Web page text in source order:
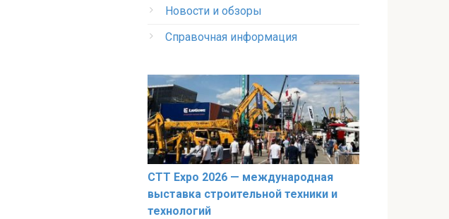
Новости и обзоры
Справочная информация
CTT Expo 2026 — международная
выставка строительной техники и
технологий